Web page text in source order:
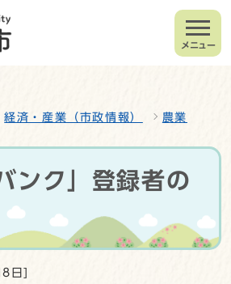
メニュー
経済・産業（市政情報） 農業
ンク」登録者の
日]